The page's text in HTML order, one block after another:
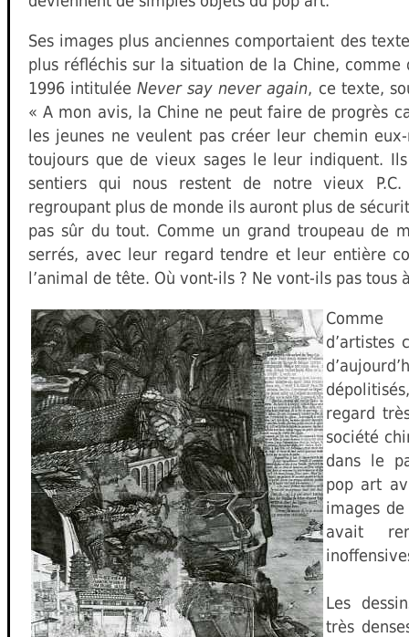
Ses images plus anciennes comportaient des
plus réfléchis sur la situation de la Chine,
1996 intituléeNever say never again, ce texte,
« A mon avis, la Chine ne peut faire de progrès
les jeunes ne veulent pas créer leur chemin
toujours que de vieux sages le leur indiquent.
sentiers qui nous restent de notre vieux P.C.
regroupant plus de monde ils auront plus de
pas sûr du tout. Comme un grand troupeau de
serrés, avec leur regard tendre et leur entière
l’animal de tête. Où vont-ils ? Ne vont-ils pas tous
Comme
d’artistes
regard
société
dans le
pop art
images
avait
Les
très